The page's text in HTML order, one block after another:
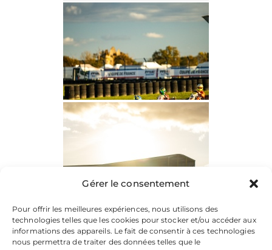
Gérer le consentement
Pour offrir les meilleures expériences, nous utilisons des
technologies telles que les cookies pour stocker et/ou accéder aux
informations des appareils. Le fait de consentir à ces technologies
nous permettra de traiter des données telles que le